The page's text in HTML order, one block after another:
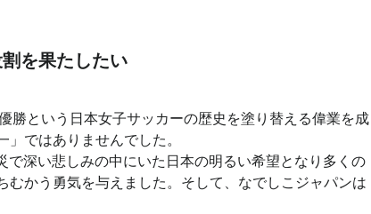
を果たしたい
勝という日本女子サッカーの歴史を塗り替える偉業を成
」ではありませんでした。
で深い悲しみの中にいた日本の明るい希望となり多くの
むかう勇気を与えました。そして、なでしこジャパンは